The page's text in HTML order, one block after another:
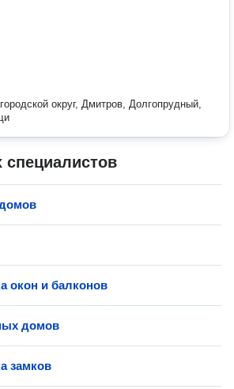
округ, Дмитров, Долгопрудный,
специалистов
окон и балконов
домов
замков